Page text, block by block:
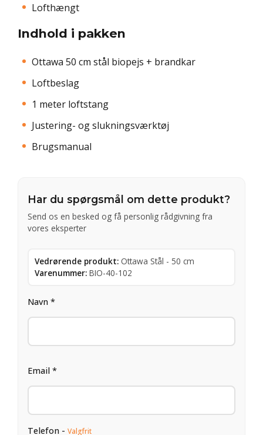
Lofthængt
Indhold i pakken
Ottawa 50 cm stål biopejs + brandkar
Loftbeslag
1 meter loftstang
Justering- og slukningsværktøj
Brugsmanual
Har du spørgsmål om dette produkt?
Send os en besked og få personlig rådgivning fra
vores eksperter
Vedrørende produkt: Ottawa Stål - 50 cm
Varenummer: BIO-40-102
Navn *
Email *
Telefon - Valgfrit